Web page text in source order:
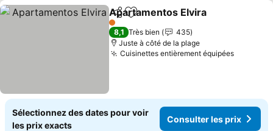
PartagerAjouter à mes favoris
Apartamentos Elvira
1 Étoiles
8,1 Très bien
435
Juste à côté de la plage
Cuisinettes entièrement équipées
Sélectionnez des dates pour voir
les prix exacts
Consulter les prix